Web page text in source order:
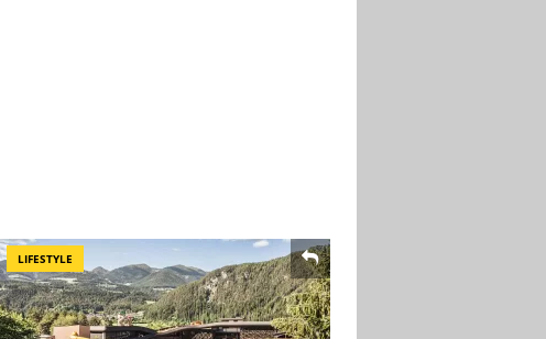
LIFESTYLE